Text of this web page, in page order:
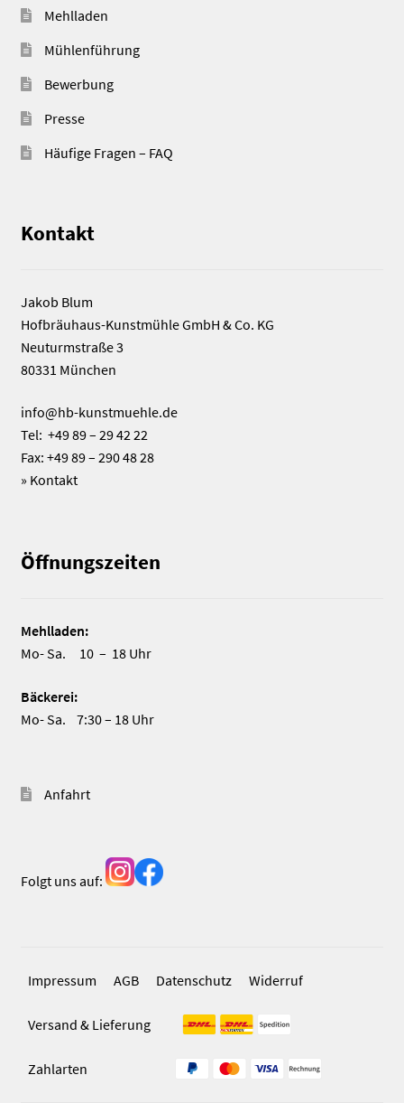
Mehlladen
Mühlenführung
Bewerbung
Presse
Häufige Fragen – FAQ
Kontakt
Jakob Blum
Hofbräuhaus-Kunstmühle GmbH & Co. KG
Neuturmstraße 3
80331 München
info@hb-kunstmuehle.de
Tel: +49 89 – 29 42 22
Fax: +49 89 – 290 48 28
» Kontakt
Öffnungszeiten
Mehlladen:
Mo- Sa. 10 – 18 Uhr
Bäckerei:
Mo- Sa. 7:30 – 18 Uhr
Anfahrt
Folgt uns auf:
Impressum AGB Datenschutz Widerruf
Versand & Lieferung
Zahlarten